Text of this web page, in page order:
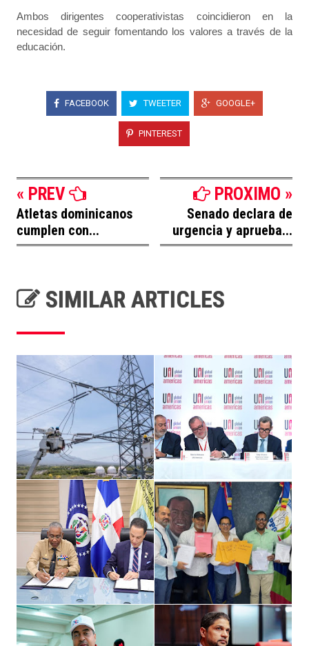
Ambos dirigentes cooperativistas coincidieron en la
necesidad de seguir fomentando los valores a través de la
educación.
FACEBOOK TWEETER GOOGLE+
PINTEREST
« PREV
Atletas dominicanos
cumplen con...
PROXIMO »
Senado declara de
urgencia y aprueba...
SIMILAR ARTICLES